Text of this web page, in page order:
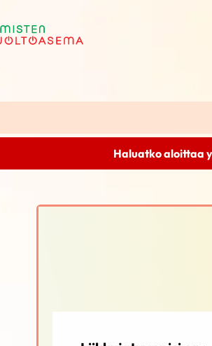
Haluatko aloittaa